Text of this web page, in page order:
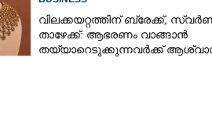
വിലക്കയറ്റത്തിന് ബ്രേക്ക്,
താഴേക്ക്: ആഭരണം വാങ്ങാൻ
തയ്യാറെടുക്കുന്നവർക്ക്